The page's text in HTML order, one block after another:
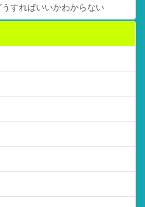
すればいいかわからない